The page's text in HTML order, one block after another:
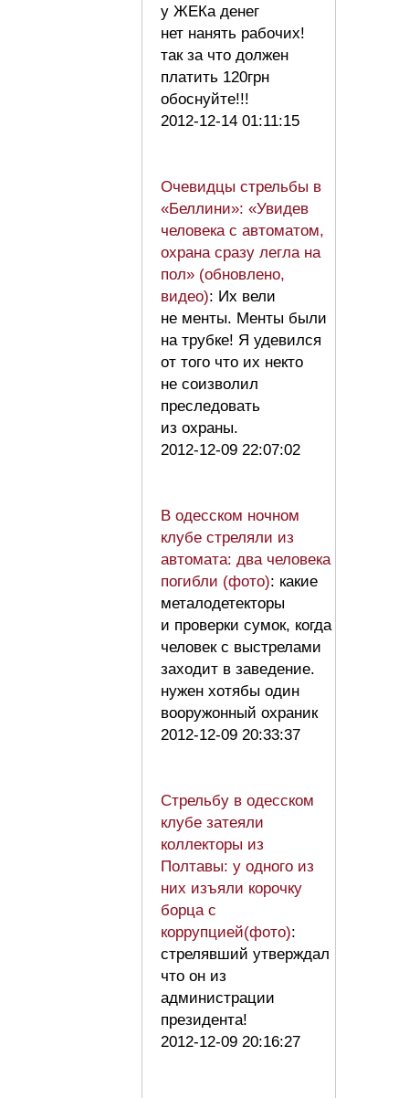
у ЖЕКа денег
нет нанять рабочих!
так за что должен
платить 120грн
обоснуйте!!!
2012-12-14 01:11:15
Очевидцы стрельбы в
«Беллини»: «Увидев
человека с автоматом,
охрана сразу легла на
пол» (обновлено,
видео): Их вели
не менты. Менты были
на трубке! Я удевился
от того что их некто
не соизволил
преследовать
из охраны.
2012-12-09 22:07:02
В одесском ночном
клубе стреляли из
автомата: два человека
погибли (фото): какие
металодетекторы
и проверки сумок, когда
человек с выстрелами
заходит в заведение.
нужен хотябы один
вооружонный охраник
2012-12-09 20:33:37
Стрельбу в одесском
клубе затеяли
коллекторы из
Полтавы: у одного из
них изъяли корочку
борца с
коррупцией(фото):
стрелявший утверждал
что он из
администрации
президента!
2012-12-09 20:16:27